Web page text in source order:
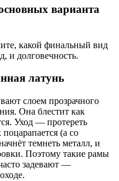
варианта
какой финальный вид
и долговечность.
латунь
слоем прозрачного
Она блестит как
Уход — протереть
(а со
темнеть металл, и
Поэтому такие рамы
задевают —